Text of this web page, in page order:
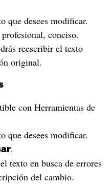
que desees modificar.
conciso.
reescribir el texto
original.
con Herramientas de
que desees modificar.
.
texto en busca de errores
del cambio.